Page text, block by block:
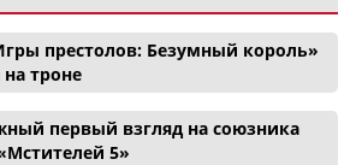
престолов: Безумный король»
троне
первый взгляд на союзника
5»